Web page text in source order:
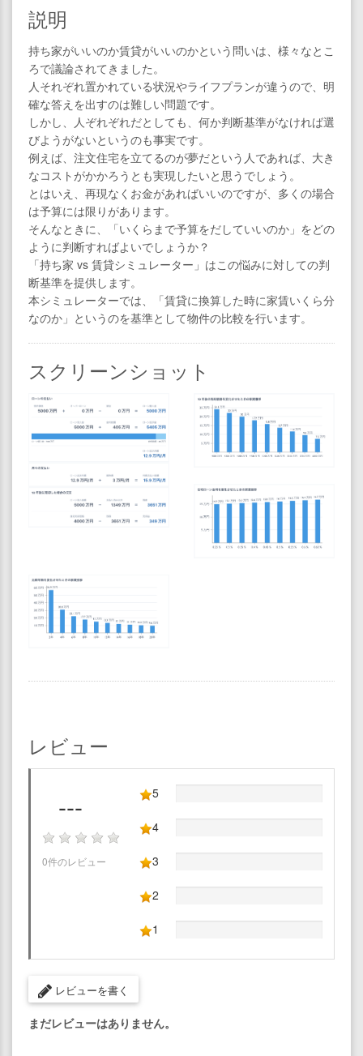
説明
持ち家がいいのか賃貸がいいのかという問いは、様々なとこ
ろで議論されてきました。
人それぞれ置かれている状況やライフプランが違うので、明
確な答えを出すのは難しい問題です。
しかし、人ぞれぞれだとしても、何か判断基準がなければ選
びようがないというのも事実です。
例えば、注文住宅を立てるのが夢だという人であれば、大き
なコストがかかろうとも実現したいと思うでしょう。
とはいえ、再現なくお金があればいいのですが、多くの場合
は予算には限りがあります。
そんなときに、「いくらまで予算をだしていいのか」をどの
ように判断すればよいでしょうか？
「持ち家 vs 賃貸シミュレーター」はこの悩みに対しての判
断基準を提供します。
本シミュレーターでは、「賃貸に換算した時に家賃いくら分
なのか」というのを基準として物件の比較を行います。
スクリーンショット
レビュー
---
0件のレビュー
5
4
3
2
1
レビューを書く
まだレビューはありません。